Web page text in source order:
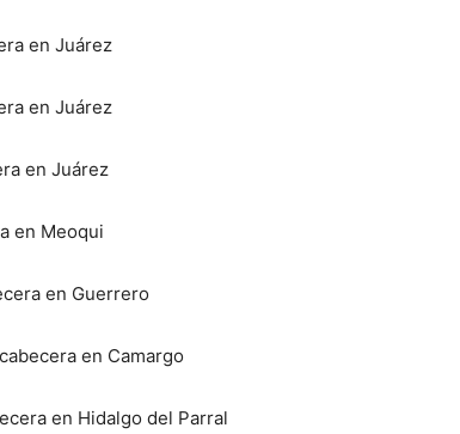
en Juárez
en Juárez
en Juárez
en Meoqui
en Guerrero
en Camargo
en Hidalgo del Parral